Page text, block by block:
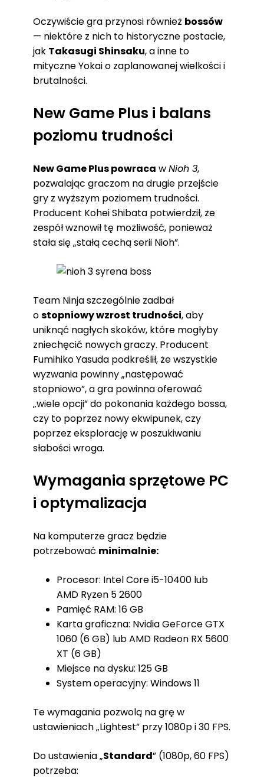
Oczywiście gra przynosi również bossów
— niektóre z nich to historyczne postacie,
jak Takasugi Shinsaku, a inne to
mityczne Yokai o zaplanowanej wielkości i
brutalności.
New Game Plus i balans
poziomu trudności
New Game Plus powraca wNioh 3,
pozwalając graczom na drugie przejście
gry z wyższym poziomem trudności.
Producent Kohei Shibata potwierdził, że
zespół wznowił tę możliwość, ponieważ
stała się „stałą cechą serii Nioh”.
Team Ninja szczególnie zadbał
ostopniowy wzrost trudności, aby
uniknąć nagłych skoków, które mogłyby
zniechęcić nowych graczy. Producent
Fumihiko Yasuda podkreślił, że wszystkie
wyzwania powinny „następować
stopniowo”, a gra powinna oferować
„wiele opcji” do pokonania każdego bossa,
czy to poprzez nowy ekwipunek, czy
poprzez eksplorację w poszukiwaniu
słabości wroga.
Wymagania sprzętowe PC
i optymalizacja
Na komputerze gracz będzie
potrzebować minimalnie:
Procesor: Intel Core i5-10400 lub
AMD Ryzen 5 2600
Pamięć RAM: 16 GB
Karta graficzna: Nvidia GeForce GTX
1060 (6 GB) lub AMD Radeon RX 5600
XT (6 GB)
Miejsce na dysku: 125 GB
System operacyjny: Windows 11
Te wymagania pozwolą na grę w
ustawieniach „Lightest” przy 1080p i 30 FPS.
Do ustawienia „Standard” (1080p, 60 FPS)
potrzeba: